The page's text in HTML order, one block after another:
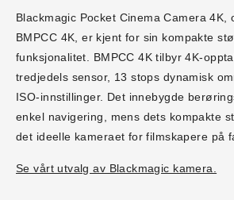
Blackmagic Pocket Cinema Camera 4K,
BMPCC 4K, er kjent for sin kompakte
funksjonalitet. BMPCC 4K tilbyr 4K-
tredjedels sensor, 13 stops dynamisk
ISO-innstillinger. Det innebygde
enkel navigering, mens dets kompakte
det ideelle kameraet for filmskapere på
Se vårt utvalg av Blackmagic kamera.